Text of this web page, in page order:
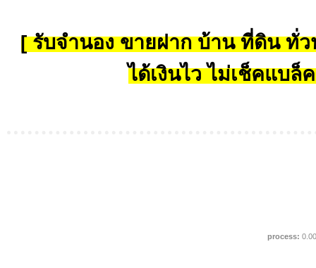
[ รับจำนอง ขายฝาก บ้าน ที่ดิน ทั่ว
ได้เงินไว ไม่เช็คแบล็
process: